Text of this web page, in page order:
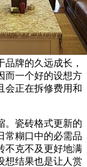
牌的久远成长，
而一个好的设想方
会正在拆修费用和
瓷砖格式更新的
常糊口中的必需品
不克不及更好地满
想结果也是让人赏